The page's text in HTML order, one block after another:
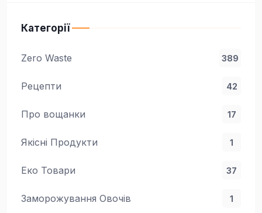
Категорії
Zero Waste 389
Рецепти 42
Про вощанки 17
Якісні Продукти 1
Еко Товари 37
Заморожування Овочів 1